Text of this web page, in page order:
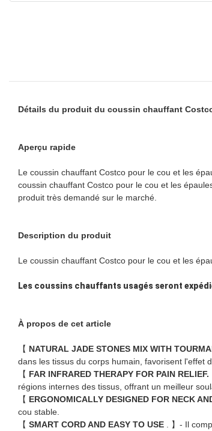
Détails du produit du coussin chauffant
Aperçu rapide
Le coussin chauffant Costco pour le cou et les
coussin chauffant Costco pour le cou et les
produit très demandé sur le marché.
Description du produit
Le coussin chauffant Costco pour le cou et les
Les coussins chauffants usagés seront
À propos de cet article
【 NATURAL JADE STONES MIX WITH
dans les tissus du corps humain, favorisent l'effet
【 FAR INFRARED THERAPY FOR PAIN RELIEF.
régions internes des tissus, offrant un meilleur
【 ERGONOMICALLY DESIGNED FOR NECK
cou stable.
【 SMART CORD AND EASY TO USE
. 】- Il